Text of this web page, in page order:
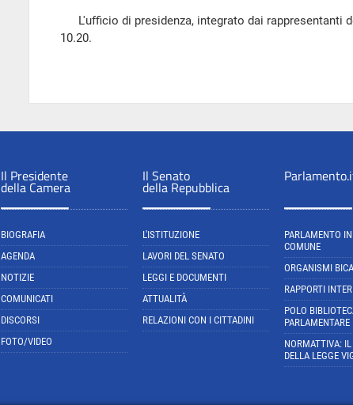
L'ufficio di presidenza, integrato dai rappresentanti
10.20.
Il Presidente
della Camera
BIOGRAFIA
AGENDA
NOTIZIE
COMUNICATI
DISCORSI
FOTO/VIDEO
Il Senato
della Repubblica
L'ISTITUZIONE
LAVORI DEL SENATO
LEGGI E DOCUMENTI
ATTUALITÀ
RELAZIONI CON I CITTADINI
PARLAMENTO
COMUNE
ORGANISMI
RAPPORTI
POLO
PARLAMENTARE
NORMATTIVA: IL
DELLA LEGGE